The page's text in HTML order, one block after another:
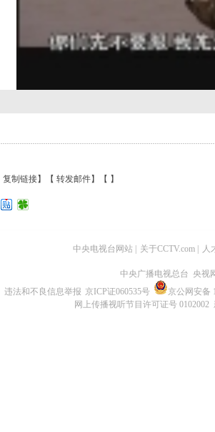
复制链接】【 转发邮件】【 】
中央电视台网站 关于CCTV.com 人
中央广播电视总台 央视
违法和不良信息举报 京ICP证060535号
京公网安备
网上传播视听节目许可证号 0102002